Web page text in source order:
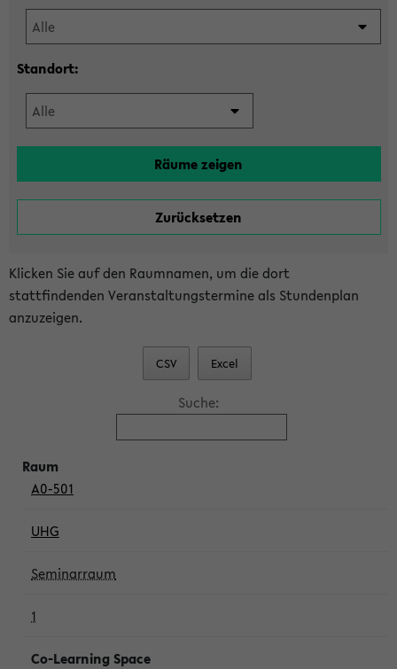
Standort:
Klicken Sie auf den Raumnamen, um die dort
stattfindenden Veranstaltungstermine als Stundenplan
anzuzeigen.
CSV Excel
Suche:
A0-501
UHG
Seminarraum
1
Co-Learning Space